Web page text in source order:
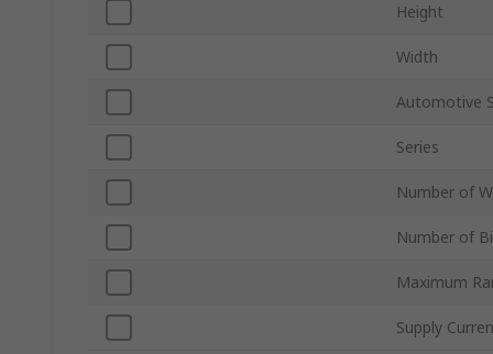
Height
Width
Automotive
Series
Number of
Number of
Maximum
Supply